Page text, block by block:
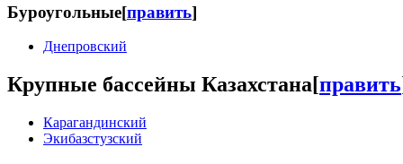
Буроугольные[править]
Днепровский
Крупные бассейны Казахстана[править
Карагандинский
Экибазстузский